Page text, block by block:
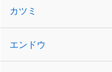
カツミ
エンドウ